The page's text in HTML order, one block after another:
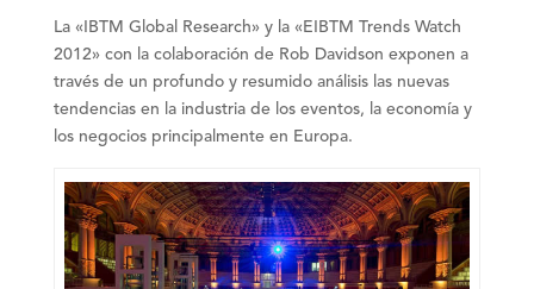
La «IBTM Global Research» y la «EIBTM Trends Watch
2012» con la colaboración de Rob Davidson exponen a
través de un profundo y resumido análisis las nuevas
tendencias en la industria de los eventos, la economía y
los negociosprincipalmente en Europa.